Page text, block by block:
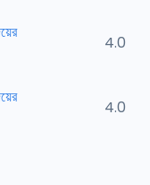
4.0
4.0